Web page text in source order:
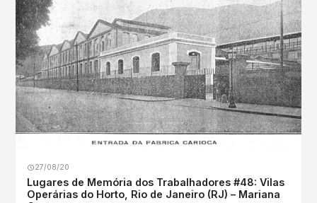
27/08/20
Lugares de Memória dos Trabalhadores #48: Vilas
Operárias do Horto, Rio de Janeiro (RJ) – Mariana